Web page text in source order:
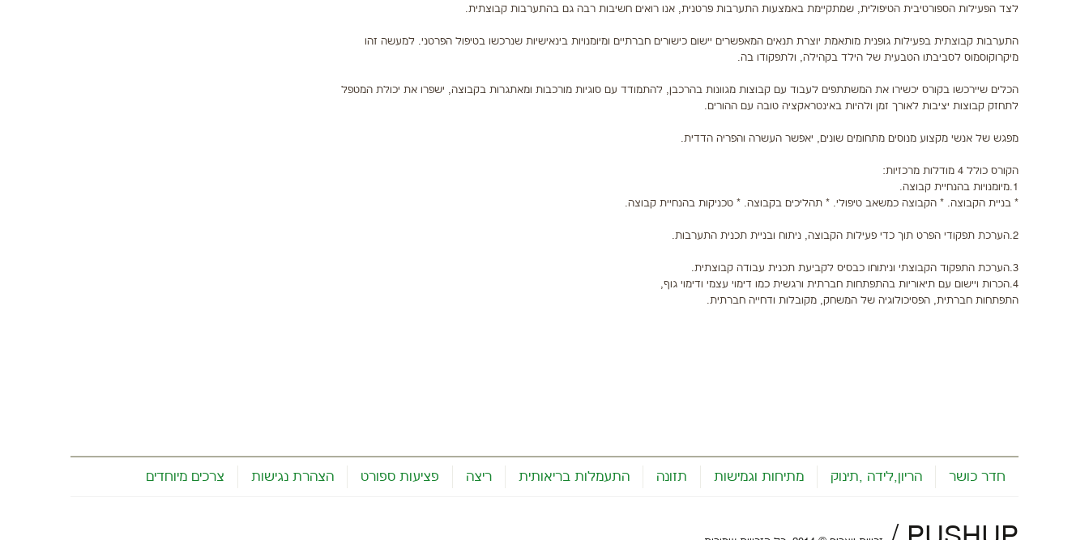
לצד הפעילות הספורטיבית הטיפולית, שמתקיימת באמצעות התערבות פרטנית, אנו רואים חשיבות רבה גם בהתערבות קבוצתית.
התערבות קבוצתית בפעילות גופנית מותאמת יוצרת תנאים המאפשרים יישום כישורים חברתיים ומיומנויות בינאישיות שנרכשו בטיפול הפרטני. למעשה זהו
מיקרוקוסמוס לסביבתו הטבעית של הילד בקהילה, ולתפקודו בה.
הכלים שיירכשו בקורס יכשירו את המשתתפים לעבוד עם קבוצות מגוונות בהרכבן, להתמודד עם סוגיות מורכבות ומאתגרות בקבוצה, ישפרו את יכולת המטפל
לתחזק קבוצות יציבות לאורך זמן ולהיות באינטראקציה טובה עם ההורים.
מפגש של אנשי מקצוע מנוסים מתחומים שונים, יאפשר העשרה והפריה הדדית.
הקורס כולל 4 מודלות מרכזיות:
1.מיומנויות בהנחיית קבוצה.
* בניית הקבוצה. * הקבוצה כמשאב טיפולי. * תהליכים בקבוצה. * טכניקות בהנחיית קבוצה.
2.הערכת תפקודי הפרט תוך כדי פעילות הקבוצה, ניתוח ובניית תכנית התערבות.
3.הערכת התפקוד הקבוצתי וניתוחו כבסיס לקביעת תכנית עבודה קבוצתית.
4.הכרות ויישום עם תיאוריות בהתפתחות חברתית ורגשית כמו דימוי עצמי ודימוי גוף,
התפתחות חברתית, הפסיכולוגיה של המשחק, מקובלות ודחייה חברתית.
חדר כושר הריון,לידה ,תינוק מתיחות וגמישות תזונה התעמלות בריאותית ריצה פציעות ספורט הצהרת נגישות צרכים מיוחדים